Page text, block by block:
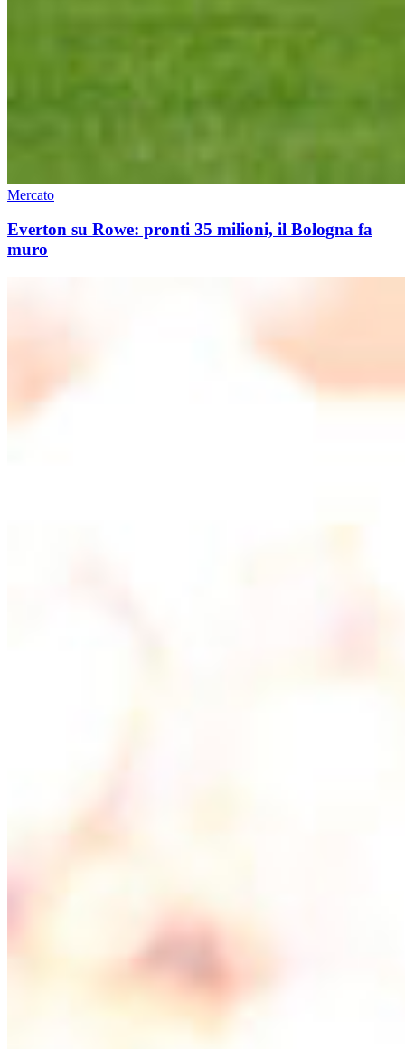
Mercato
Everton su Rowe: pronti 35 milioni, il Bologna fa
muro